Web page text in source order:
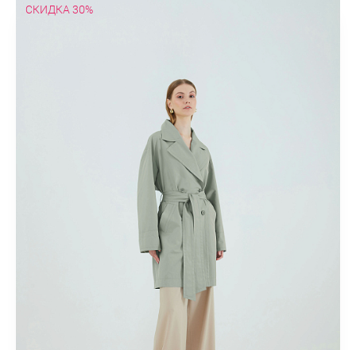
СКИДКА 30%